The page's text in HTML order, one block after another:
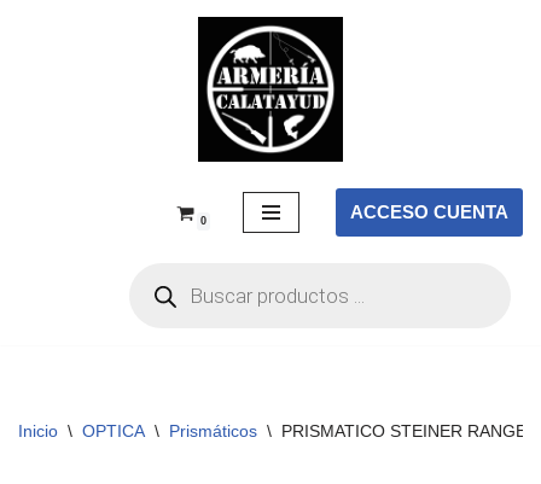
0 ACCESO CUENTA
Inicio \ OPTICA \ Prismáticos \ PRISMATICO STEINER